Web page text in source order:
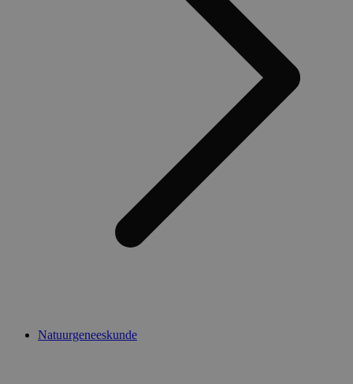
Natuurgeneeskunde